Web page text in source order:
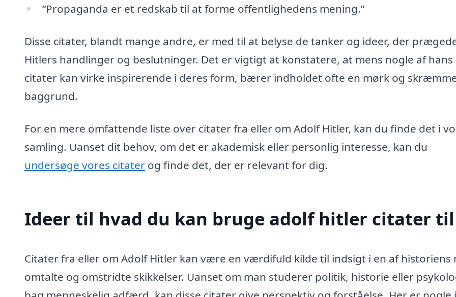
“Propaganda er et redskab til at forme offentlighedens mening.”
Disse citater, blandt mange andre, er med til at belyse de tanker og ideer, der
Hitlers handlinger og beslutninger. Det er vigtigt at konstatere, at mens nogle af hans
citater kan virke inspirerende i deres form, bærer indholdet ofte en mørk og
baggrund.
For en mere omfattende liste over citater fra eller om Adolf Hitler, kan du finde det i
samling. Uanset dit behov, om det er akademisk eller personlig interesse, kan du
undersøge vores citater og finde det, der er relevant for dig.
Ideer til hvad du kan bruge adolf hitler citater til
Citater fra eller om Adolf Hitler kan være en værdifuld kilde til indsigt i en af historiens
omtalte og omstridte skikkelser. Uanset om man studerer politik, historie eller